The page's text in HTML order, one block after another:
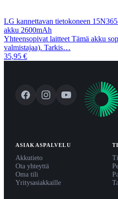
LG kannettavan tietokoneen
akku 2600mAh
Yhteensopivat laitteet Tämä akku
valmistajaa). Tarkis…
35,95 €
ASIAKASPALVELU
Akkutieto
Ota yhteyttä
Oma tili
Yritysasiakkaille